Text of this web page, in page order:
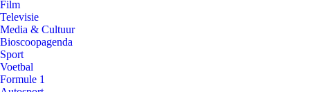
Film
Televisie
Media & Cultuur
Bioscoopagenda
Sport
Voetbal
Formule 1